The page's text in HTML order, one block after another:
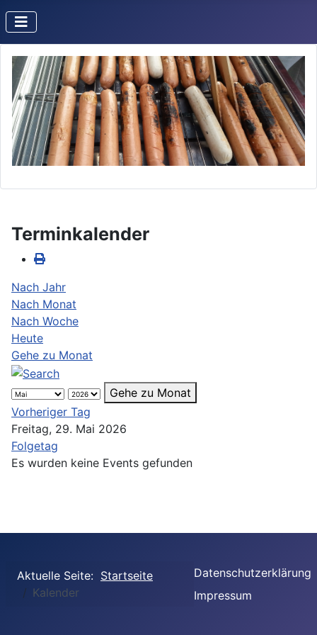
Terminkalender
Nach Jahr
Nach Monat
Nach Woche
Heute
Gehe zu Monat
Gehe zu Monat
Vorheriger Tag
Freitag, 29. Mai 2026
Folgetag
Es wurden keine Events gefunden
Aktuelle Seite: Startseite
Kalender
Datenschutzerklärung
Impressum